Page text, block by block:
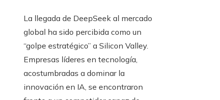
La llegada de DeepSeek al mercado
global ha sido percibida como un
“golpe estratégico” a Silicon Valley.
Empresas líderes en tecnología,
acostumbradas a dominar la
innovación en IA, se encontraron